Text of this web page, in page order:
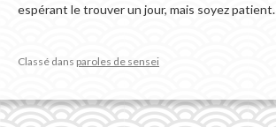
espérant le trouver un jour, mais soyez patient.
Classé dans paroles de sensei